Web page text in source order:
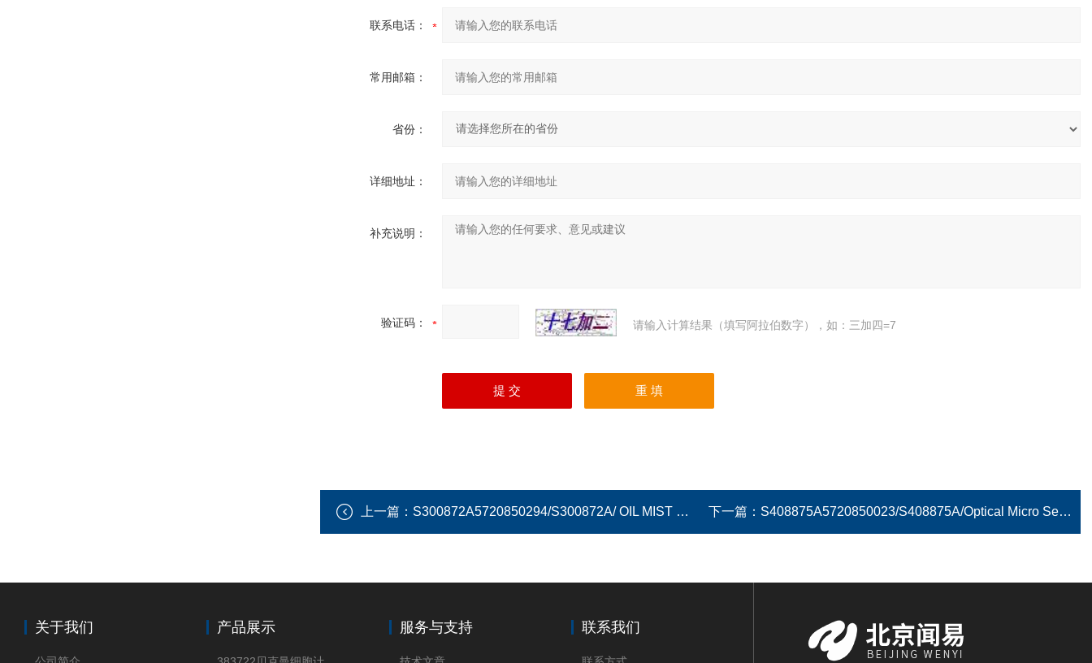
联系电话：
常用邮箱：
省份：
详细地址：
补充说明：
验证码： 请输入计算结果（填写阿拉伯数字），如：三加四=7
上一篇： S300872A5720850294/S300872A/ OIL MIST TRAP (L) 下一篇： S408875A5720850023/S408875A/Optical Micro Sensor
关于我们 产品展示 服务与支持 联系我们